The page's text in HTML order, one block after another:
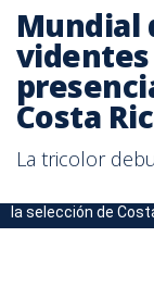
Mundial
videntes
Costa
La tricolor
la selección de
la selección de